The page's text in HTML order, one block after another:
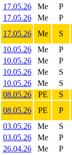
17.05.26
Me P
17.05.26
Me P
17.05.26
Me S
10.05.26
Me P
10.05.26
Me P
10.05.26
Me S
10.05.26
Me S
08.05.26
PE S
08.05.26
PE P
03.05.26
Me S
03.05.26
Me P
26.04.26
Me P